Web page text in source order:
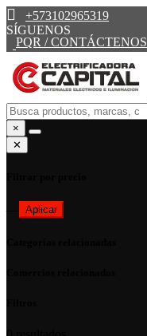
+573102965319
SÍGUENOS
PQR / CONTÁCTENOS
×
✕
Aplicar